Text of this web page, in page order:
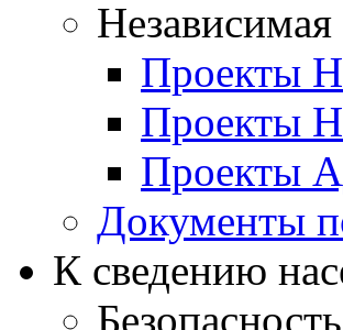
Независимая
Проекты
Проекты
Проекты
Документы
К сведению
Безопасность